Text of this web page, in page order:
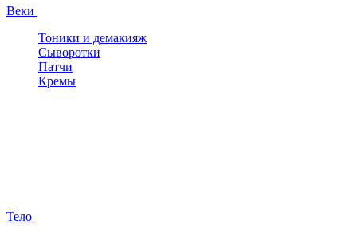
Веки
Тоники и демакияж
Сыворотки
Патчи
Кремы
Тело